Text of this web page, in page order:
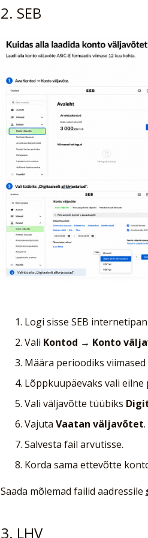
2. SEB
Logi sisse SEB
Vali Kontod → Konto
Määra perioodiks viimased
Lõppkuupäevaks vali eilne
Vali väljavõtte tüübiks
Vajuta Vaatan väljavõtet.
Salvesta fail arvutisse.
Korda sama ettevõtte
Saada mõlemad failid aadressile
3. LHV